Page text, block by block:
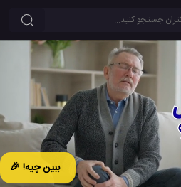
ببین چیه! 🎉